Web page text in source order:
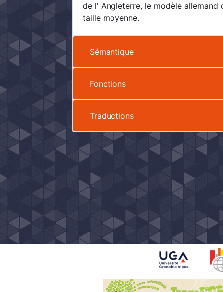
de l' Angleterre, le modèle
taille moyenne.
Sémantique
Fonctions
Traductions